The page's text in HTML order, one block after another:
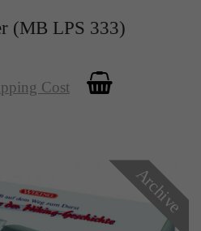
(MB LPS 333)
Cost
Archive